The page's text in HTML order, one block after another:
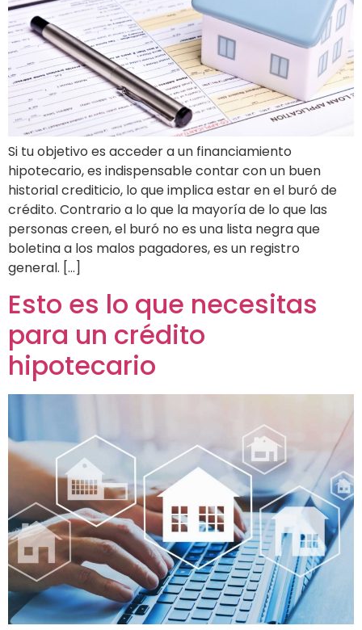
Si tu objetivo es acceder a un financiamiento
hipotecario, es indispensable contar con un buen
historial crediticio, lo que implica estar en el buró de
crédito. Contrario a lo que la mayoría de lo que las
personas creen, el buró no es una lista negra que
boletina a los malos pagadores, es un registro
general. […]
Esto es lo que necesitas
para un crédito
hipotecario